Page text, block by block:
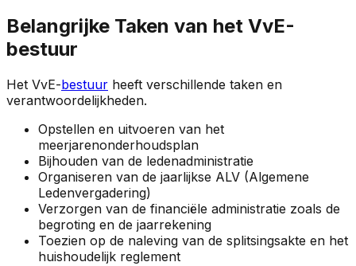
Belangrijke Taken van het VvE-
bestuur
Het VvE-bestuur heeft verschillende taken en
verantwoordelijkheden.
Opstellen en uitvoeren van het
meerjarenonderhoudsplan
Bijhouden van de ledenadministratie
Organiseren van de jaarlijkse ALV (Algemene
Ledenvergadering)
Verzorgen van de financiële administratie zoals de
begroting en de jaarrekening
Toezien op de naleving van de splitsingsakte en het
huishoudelijk reglement